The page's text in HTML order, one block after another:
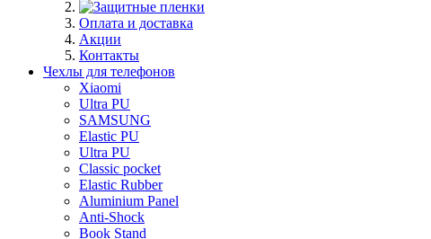
Оплата и доставка
Акции
Контакты
Чехлы для телефонов
Xiaomi
Ultra PU
SAMSUNG
Elastic PU
Ultra PU
Classic pocket
Elastic Rubber
Aluminium Panel
Anti-Shock
Book Stand